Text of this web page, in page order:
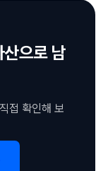
고 기존 LMS와 연
으로 남
접 확인해 보